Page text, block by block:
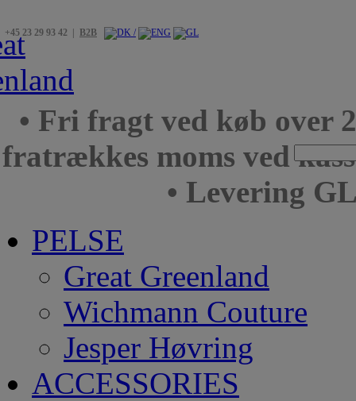
+45 23 29 93 42 | B2B
• Fri fragt ved køb over
fratrækkes moms ved
• Levering
PELSE
Great Greenland
Wichmann Couture
Jesper Høvring
ACCESSORIES